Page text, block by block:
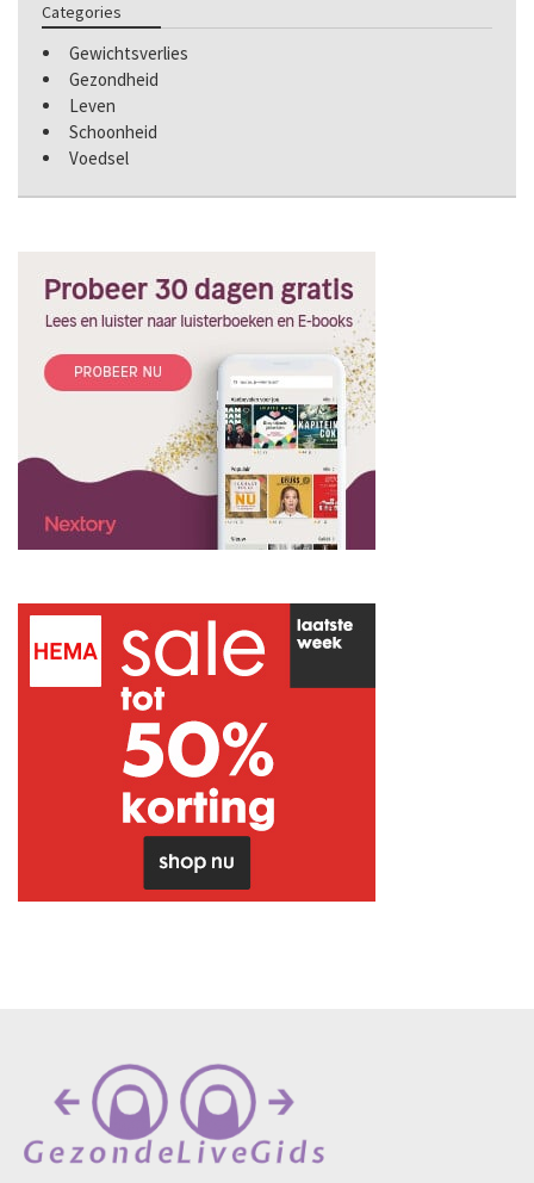
Categories
Gewichtsverlies
Gezondheid
Leven
Schoonheid
Voedsel